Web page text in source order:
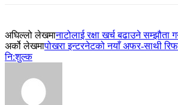
अघिल्लो लेखमानाटोलाई रक्षा खर्च बढाउने सम्झौता
अर्को लेखमापोखरा इन्टरनेटको नयाँ अफर-साथी
नि:शुल्क